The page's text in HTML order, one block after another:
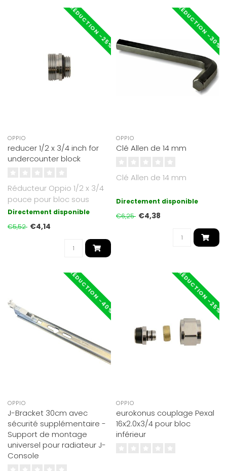
RÉDUCTION -25%
OPPIO
reducer 1/2 x 3/4 inch for
undercounter block
Réducteur Oppio 1/2 x 3/4
pouce pour bloc sous
comptoir
Directement disponible
€5,52 €4,14
RÉDUCTION -30%
OPPIO
Clé Allen de 14 mm
Clé Allen de 14 mm
Directement disponible
€6,25 €4,38
RÉDUCTION -40%
OPPIO
J-Bracket 30cm avec
sécurité supplémentaire -
Support de montage
universel pour radiateur J-
Console
RÉDUCTION -25%
OPPIO
eurokonus couplage Pexal
16x2.0x3/4 pour bloc
inférieur